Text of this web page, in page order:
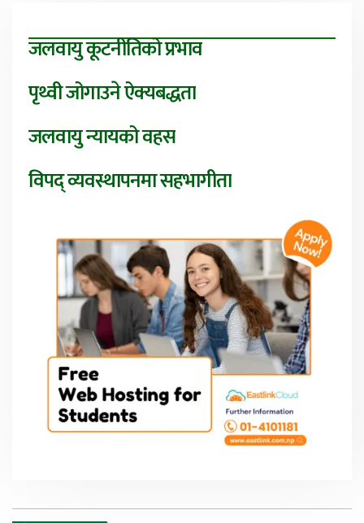
जलवायु कूटनीतिको प्रभाव
पृथ्वी जोगाउने ऐक्यबद्धता
जलवायु न्यायको वहस
विपद् व्यवस्थापनमा सहभागीता